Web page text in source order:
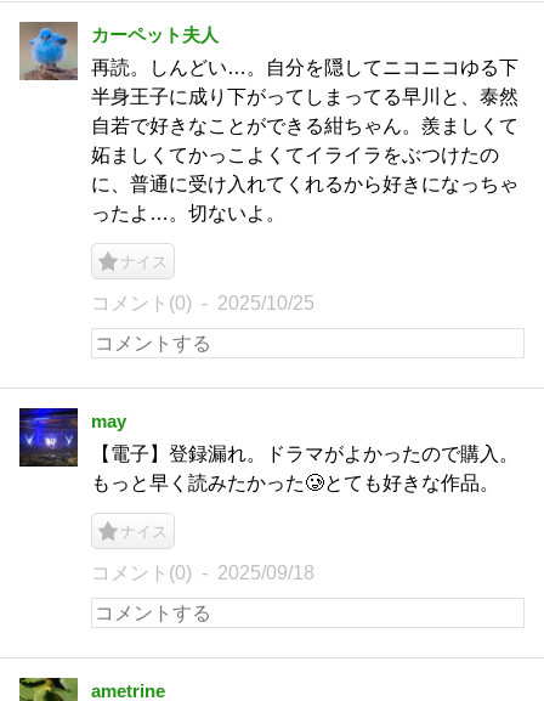
カーペット夫人
再読。しんどい…。自分を隠してニコニコゆる下
半身王子に成り下がってしまってる早川と、泰然
自若で好きなことができる紺ちゃん。羨ましくて
妬ましくてかっこよくてイライラをぶつけたの
に、普通に受け入れてくれるから好きになっちゃ
ったよ…。切ないよ。
ナイス
コメント(0) 2025/10/25
may
【電子】登録漏れ。ドラマがよかったので購入。
もっと早く読みたかった🥲とても好きな作品。
ナイス
コメント(0) 2025/09/18
ametrine